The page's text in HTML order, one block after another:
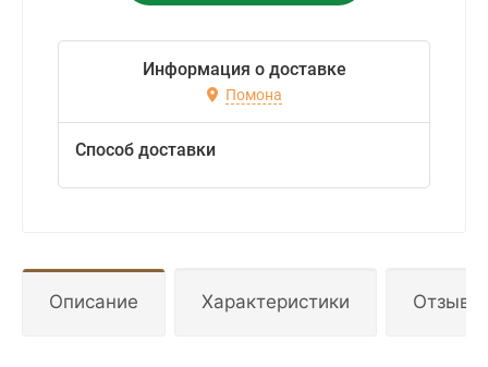
Информация о доставке
Помона
Способ доставки
Описание Характеристики